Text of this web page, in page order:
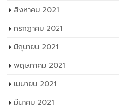
สิงหาคม 2021
กรกฎาคม 2021
มิถุนายน 2021
พฤษภาคม 2021
เมษายน 2021
มีนาคม 2021